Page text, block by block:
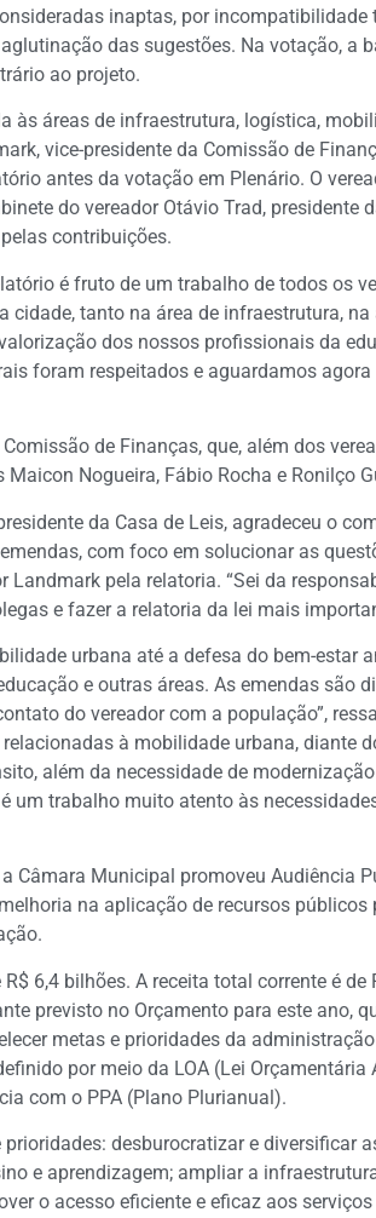
inaptas, por incompatibilidade
das sugestões. Na votação, a
ao projeto.
às áreas de infraestrutura, logística,
vice-presidente da Comissão de
antes da votação em Plenário. O
do vereador Otávio Trad, presidente
contribuições.
é fruto de um trabalho de todos os
tanto na área de infraestrutura, na
dos nossos profissionais da
foram respeitados e aguardamos
de Finanças, que, além dos
Nogueira, Fábio Rocha e Ronilço
da Casa de Leis, agradeceu o
com foco em solucionar as
Landmark pela relatoria. “Sei da
e fazer a relatoria da lei mais
urbana até a defesa do bem-estar
e outras áreas. As emendas são
do vereador com a população”,
à mobilidade urbana, diante
além da necessidade de
um trabalho muito atento às
Câmara Municipal promoveu Audiência
na aplicação de recursos públicos
6,4 bilhões. A receita total corrente é de
previsto no Orçamento para este ano,
metas e prioridades da
por meio da LOA (Lei Orçamentária
com o PPA (Plano Plurianual).
desburocratizar e diversificar
e aprendizagem; ampliar a
o acesso eficiente e eficaz aos